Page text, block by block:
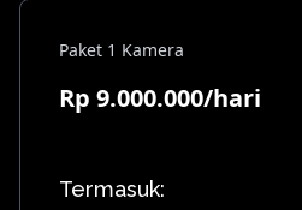
Paket 1 Kamera
Rp 9.000.000/hari
Termasuk: